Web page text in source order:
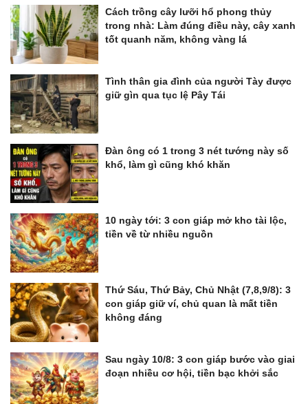
Cách trồng cây lưỡi hổ phong thủy
trong nhà: Làm đúng điều này, cây xanh
tốt quanh năm, không vàng lá
Tình thân gia đình của người Tày được
giữ gìn qua tục lệ Pây Tái
Đàn ông có 1 trong 3 nét tướng này số
khổ, làm gì cũng khó khăn
10 ngày tới: 3 con giáp mở kho tài lộc,
tiền về từ nhiều nguồn
Thứ Sáu, Thứ Bảy, Chủ Nhật (7,8,9/8): 3
con giáp giữ ví, chủ quan là mất tiền
không đáng
Sau ngày 10/8: 3 con giáp bước vào giai
đoạn nhiều cơ hội, tiền bạc khởi sắc